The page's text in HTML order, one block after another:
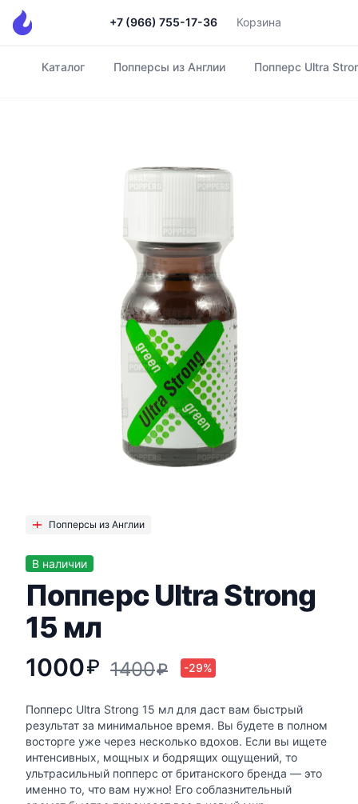
+7 (966) 755-17-36 Корзина
Главная
Каталог Попперсы из Англии Попперс Ultra
Попперсы из Англии
В наличии
Попперс Ultra Strong
15 мл
1000₽ 1400₽ -29%
Попперс Ultra Strong 15 мл для даст вам быстрый
результат за минимальное время. Вы будете в полном
восторге уже через несколько вдохов. Если вы ищете
интенсивных, мощных и бодрящих ощущений, то
ультрасильный попперс от британского бренда — это
именно то, что вам нужно! Его соблазнительный